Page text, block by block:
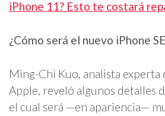
iPhone 11? Esto te costará
¿Cómo será el nuevo iPhone
Ming-Chi Kuo, analista
Apple, reveló algunos detalles
el cual será —en apariencia—